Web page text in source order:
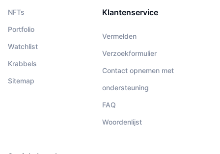
NFTs
Portfolio
Watchlist
Krabbels
Sitemap
Klantenservice
Vermelden
Verzoekformulier
Contact opnemen met
ondersteuning
FAQ
Woordenlijst